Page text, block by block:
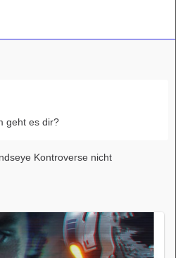
geht es dir?
Kontroverse nicht